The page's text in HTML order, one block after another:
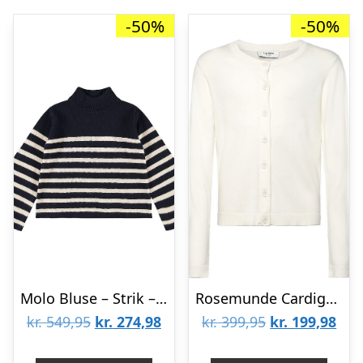
-50%
Molo Bluse – Strik – Uld – Govina – Blue Cream
kr.549,95 Den
kr. 274,98Den
-50%
Rosemunde Cardigan – Strik – Denise – Cloud Dancer
kr.399,95 Den
kr. 199,98Den